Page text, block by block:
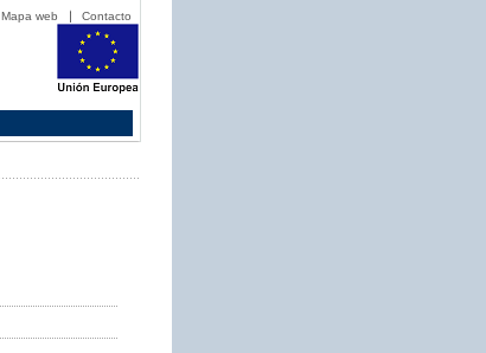
Mapa web Contacto